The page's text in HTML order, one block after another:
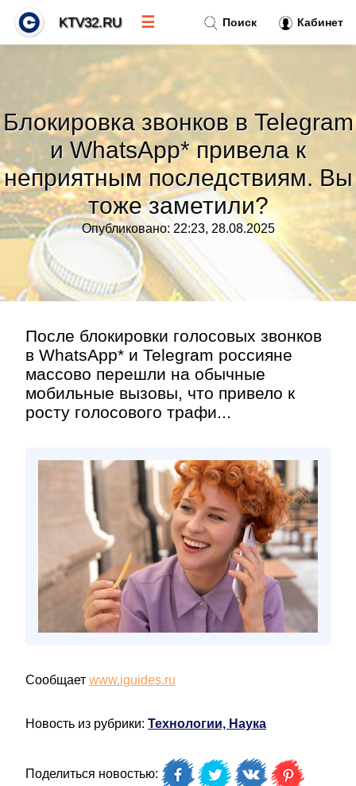
Блокировка звонков в Telegram
и WhatsApp* привела к
неприятным последствиям. Вы
тоже заметили?
Опубликовано: 22:23, 28.08.2025
После блокировки голосовых звонков
в WhatsApp* и Telegram россияне
массово перешли на обычные
мобильные вызовы, что привело к
росту голосового трафи...
Сообщает www.iguides.ru
Новость из рубрики: Технологии, Наука
Поделиться новостью:
Поиск Кабинет
KTV32.RU ☰
Тренды новостей»
Рубрики»
Правила»
Контакт»